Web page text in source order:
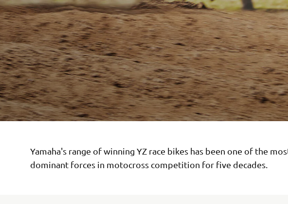
Yamaha's range of winning YZ race bikes has been one of the
dominant forces in motocross competition for five decades.